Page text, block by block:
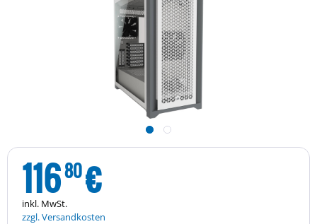
11680€
inkl. MwSt.
zzgl. Versandkosten